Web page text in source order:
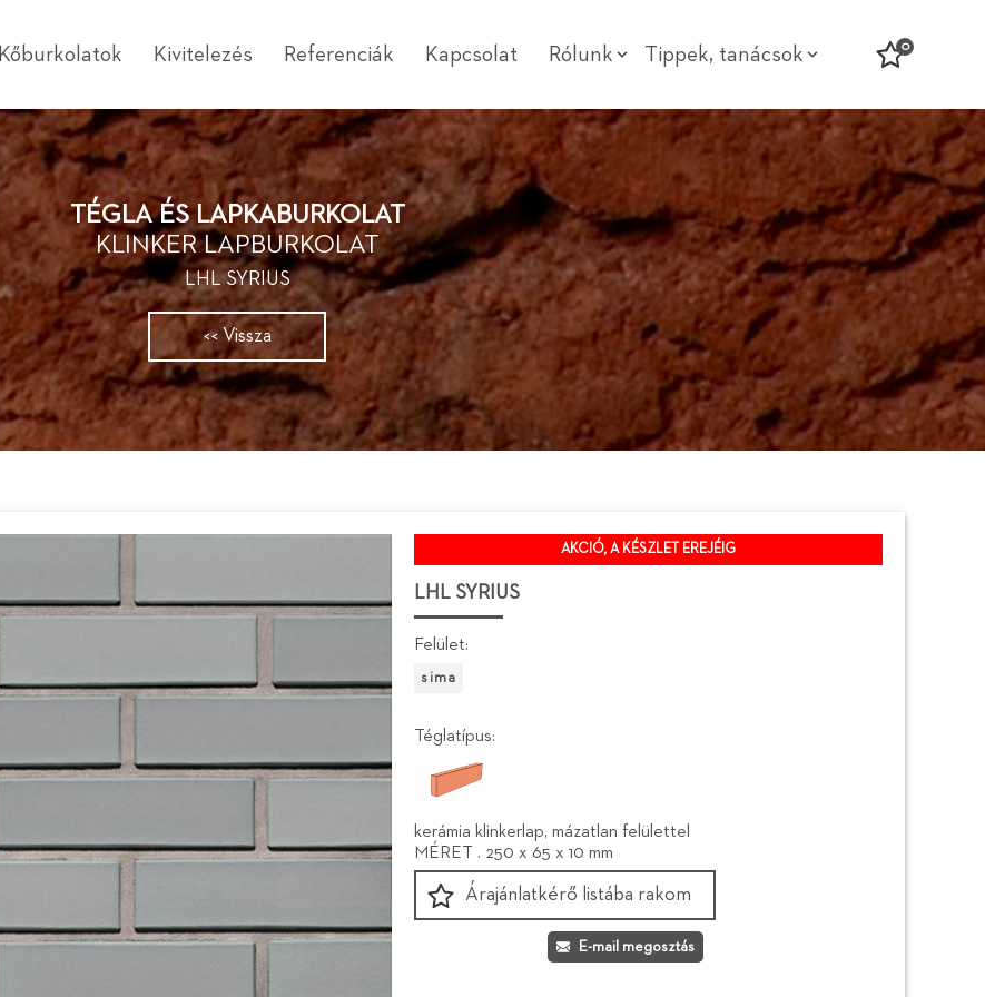
Kőburkolatok Kivitelezés Referenciák Kapcsolat Rólunk Tippek, tanácsok 0
TÉGLA ÉS LAPKABURKOLAT
KLINKER LAPBURKOLAT
LHL SYRIUS
<< Vissza
AKCIÓ, A KÉSZLET EREJÉIG
LHL SYRIUS
Felület:
sima
Téglatípus:
kerámia klinkerlap, mázatlan felülettel
MÉRET . 250 x 65 x 10 mm
Árajánlatkérő listába rakom
E-mail megosztás